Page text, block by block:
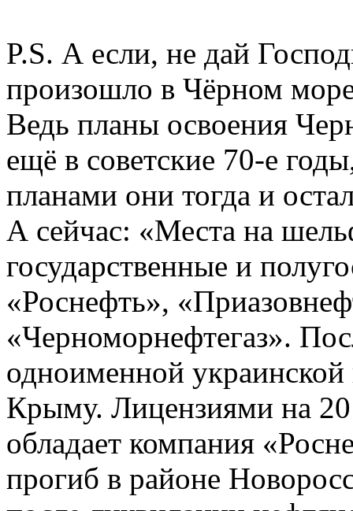
P.S. А если, не дай
произошло в Чёрном
Ведь планы освоения
ещё в советские 70-е
планами они тогда и
А сейчас: «Места на
государственные и
«Роснефть»,
«Черноморнефтегаз».
одноименной
Крыму. Лицензиями на 20
обладает компания
прогиб в районе